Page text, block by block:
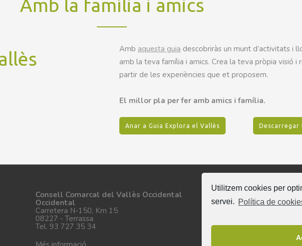
Utilitzem cookies per
servei. Política de
Amb la família i amics
Amb aquesta guia descobriràs un munt d’activitats i
amb la teva família i amics. Crea la teva pròpia visió i
partir de les experiències que et proposem.
El millor pla per fer amb amics i família.
Anar a Guia Explora el Vallès Descarregar
Consell Comarcal del Vallès Occidental
Occidental
Carretera N-150, Km 15
08227 - Terrassa
Tel. 93 727 35 34
Segueix-nos